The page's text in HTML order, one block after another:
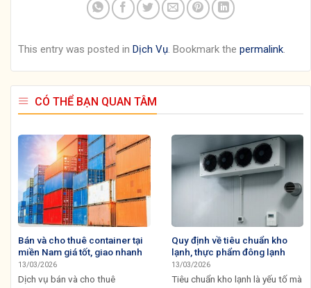
This entry was posted in Dịch Vụ. Bookmark the permalink.
CÓ THỂ BẠN QUAN TÂM
Bán và cho thuê container tại
miền Nam giá tốt, giao nhanh
13/03/2026
Dịch vụ bán và cho thuê
Quy định về tiêu chuẩn kho
lạnh, thực phẩm đông lạnh
13/03/2026
Tiêu chuẩn kho lạnh là yếu tố mà